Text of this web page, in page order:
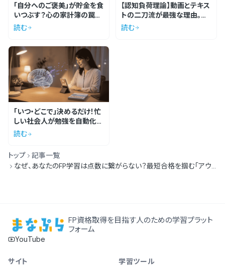
「自分へのご褒美」が貯金を食
いつぶす？心の家計簿の罠と
無駄遣いの防ぎ方
読む
【認知負荷理論】動画とテキス
トの二刀流が最強な理由。脳
の仕組みから読み解く効率的
読む
「いつ・どこで」決めるだけ！忙
しい社会人が勉強を自動化す
る最強のルール
読む
トップ
記事一覧
なぜ、あなたのFP学習は点数に繋がらない？最短合格を掴む「アウト
FP資格取得を目指す人のための学習プラット
フォーム
YouTube
サイト 学習ツール